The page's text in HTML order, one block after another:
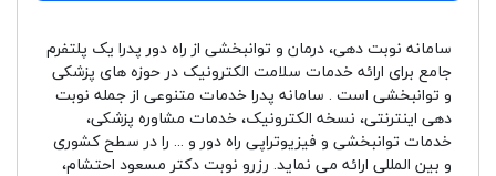
سامانه نوبت دهی، درمان و توانبخشی از راه دور پدرا یک پلتفرم
جامع برای ارائه خدمات سلامت الکترونیک در حوزه های پزشکی
و توانبخشی است . سامانه پدرا خدمات متنوعی از جمله نوبت
دهی اینترنتی، نسخه الکترونیک، خدمات مشاوره پزشکی،
خدمات توانبخشی و فیزیوتراپی راه دور و ... را در سطح کشوری
و بین المللی ارائه می نماید. رزرو نوبت دکتر مسعود احتشام،